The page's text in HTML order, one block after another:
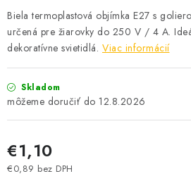
OBCHODNÉ PODMIENKY
KONTAKTY
O NÁS - MEGALED & JANTON
Obchodné podmienky
O nás - MEGALED & JANTON Zákamenné
Biela termoplastová objímka E27 s
určená pre žiarovky do 250 V / 4 A.
dekoratívne svietidlá. Viac informácií
Skladom
12.8.2026
€1,10
€0,89 bez DPH